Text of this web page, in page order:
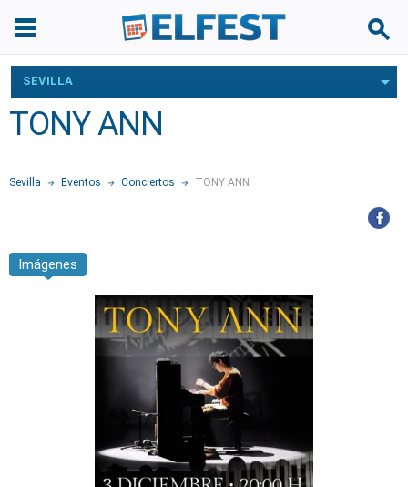
SEVILLA
TONY ANN
Sevilla Eventos Conciertos TONY ANN
Imágenes